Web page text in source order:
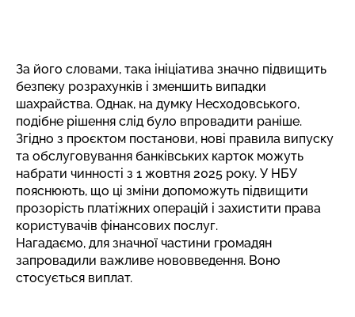
За його словами, така ініціатива значно підвищить
безпеку розрахунків і зменшить випадки
шахрайства. Однак, на думку Несходовського,
подібне рішення слід було впровадити раніше.
Згідно з проєктом постанови, нові правила випуску
та обслуговування банківських карток можуть
набрати чинності з 1 жовтня 2025 року. У НБУ
пояснюють, що ці зміни допоможуть підвищити
прозорість платіжних операцій і захистити права
користувачів фінансових послуг.
Нагадаємо, для значної частини громадян
запровадили важливе нововведення. Воно
стосується виплат.